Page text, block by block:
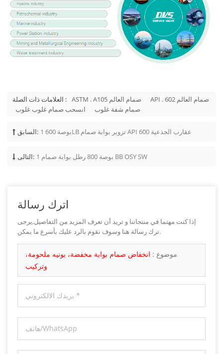
العلامات ذات الصلة : ASTM . A105 صمام العالم
API . 602 صمام العالم
انسحب صمام غلوب غلوب
صمام شفة غلوب
السابق: 1 بوصة 600LB تزوير بوابة صمام API 600 عقارب الجذعية
التالى: 1 بوصة 800 رطل بوابة صمام BB OSY SW
اترك رسالة
إذا كنت مهتما في منتجاتنا و تريد أن تعرف المزيد من التفاصيل,يرجى
ترك رسالة هنا وسوف نقوم بالرد عليك بأسرع ما يمكن.
موضوع : انخفاض صمام بوابة مخفضة، بونيه ملحومة،
وتركيب